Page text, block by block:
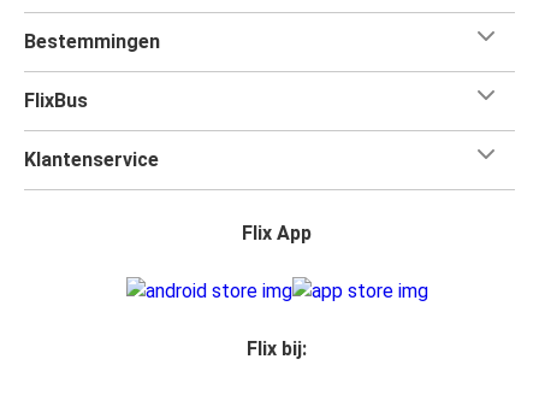
Bestemmingen
FlixBus
Klantenservice
Flix App
Flix bij: